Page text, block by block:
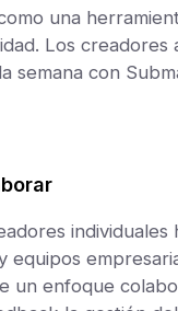
una
Los creadores
semana con
individuales
equipos
un enfoque